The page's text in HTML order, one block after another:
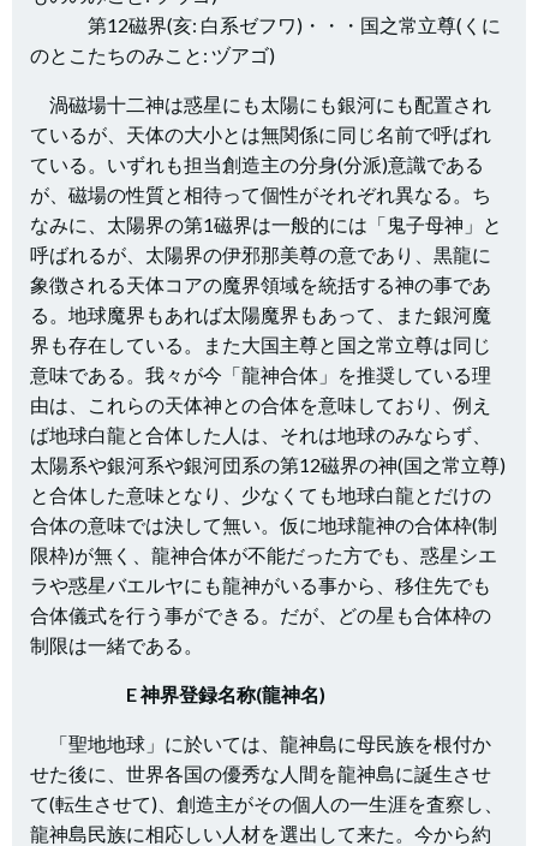
第12磁界(亥: 白系ゼフワ)・・・国之常立尊(くに
のとこたちのみこと: ヅアゴ)
渦磁場十二神は惑星にも太陽にも銀河にも配置され
ているが、天体の大小とは無関係に同じ名前で呼ばれ
ている。いずれも担当創造主の分身(分派)意識である
が、磁場の性質と相待って個性がそれぞれ異なる。ち
なみに、太陽界の第1磁界は一般的には「鬼子母神」と
呼ばれるが、太陽界の伊邪那美尊の意であり、黒龍に
象徴される天体コアの魔界領域を統括する神の事であ
る。地球魔界もあれば太陽魔界もあって、また銀河魔
界も存在している。また大国主尊と国之常立尊は同じ
意味である。我々が今「龍神合体」を推奨している理
由は、これらの天体神との合体を意味しており、例え
ば地球白龍と合体した人は、それは地球のみならず、
太陽系や銀河系や銀河団系の第12磁界の神(国之常立尊)
と合体した意味となり、少なくても地球白龍とだけの
合体の意味では決して無い。仮に地球龍神の合体枠(制
限枠)が無く、龍神合体が不能だった方でも、惑星シエ
ラや惑星バエルヤにも龍神がいる事から、移住先でも
合体儀式を行う事ができる。だが、どの星も合体枠の
制限は一緒である。
E 神界登録名称(龍神名)
「聖地地球」に於いては、龍神島に母民族を根付か
せた後に、世界各国の優秀な人間を龍神島に誕生させ
て(転生させて)、創造主がその個人の一生涯を査察し、
龍神島民族に相応しい人材を選出して来た。今から約